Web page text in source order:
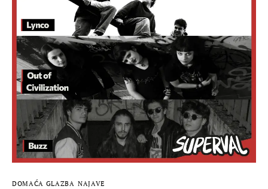
DOMAĆA GLAZBA
STRANA GLAZBA
FILM
MUSIC BOX
DOMAĆA GLAZBA NAJAVE